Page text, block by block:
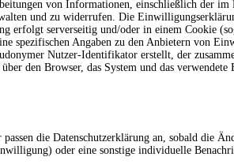
von Informationen, einschließlich der im
und zu widerrufen. Die
erfolgt serverseitig und/oder in einem Cookie
spezifischen Angaben zu den Anbietern von
Nutzer-Identifikator erstellt, der
den Browser, das System und das verwendete
die Datenschutzerklärung an, sobald die
oder eine sonstige individuelle